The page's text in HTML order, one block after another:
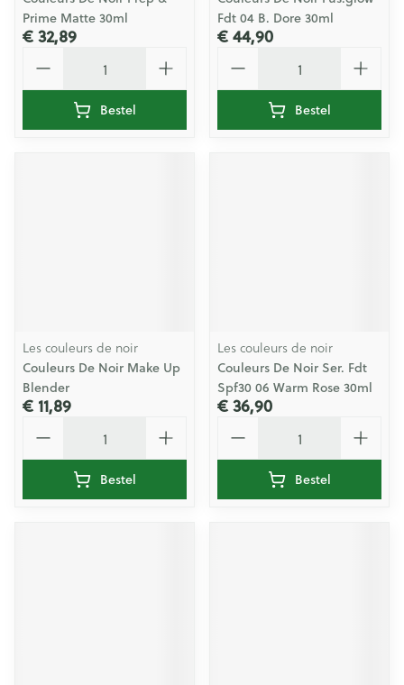
Prime Matte 30ml
€ 32,89
Bestel
Fdt 04 B. Dore 30ml
€ 44,90
Bestel
Les couleurs de noir
Couleurs De Noir Make Up
Blender
€ 11,89
Bestel
Les couleurs de noir
Couleurs De Noir Ser. Fdt
Spf30 06 Warm Rose 30ml
€ 36,90
Bestel